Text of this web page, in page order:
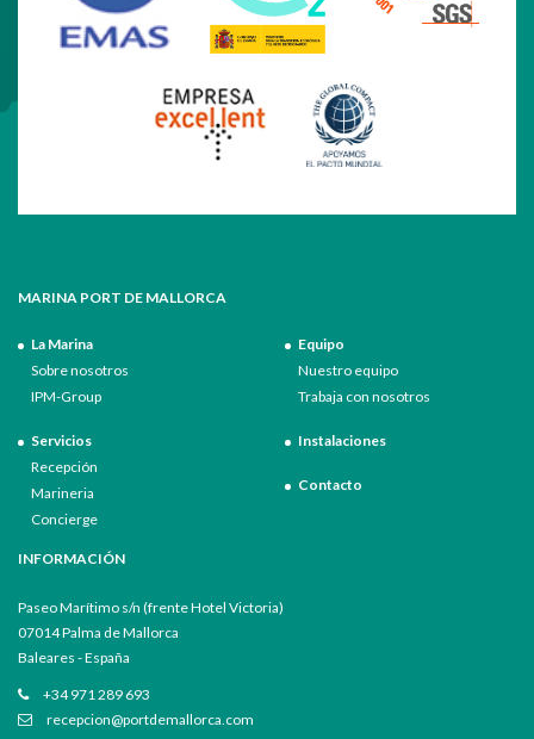
MARINA PORT DE MALLORCA
La Marina
Sobre nosotros
IPM-Group
Servicios
Recepción
Marineria
Concierge
Equipo
Nuestro equipo
Trabaja con nosotros
Instalaciones
Contacto
INFORMACIÓN
Paseo Marítimo s/n (frente Hotel Victoria)
07014 Palma de Mallorca
Baleares - España
+34 971 289 693
recepcion@portdemallorca.com